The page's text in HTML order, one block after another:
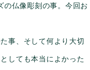
仏像彫刻の事。今回お
事、そして何より大切
しても本当によかった